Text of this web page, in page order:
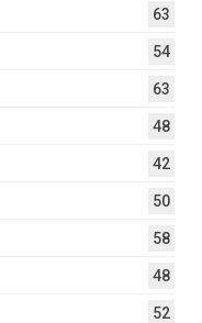
63
54
63
48
42
50
58
48
52